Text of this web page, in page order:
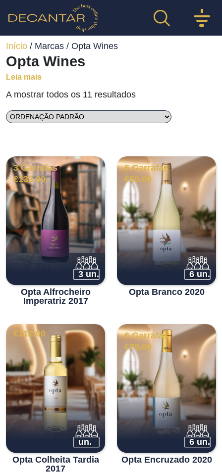
Início / Marcas / Opta Wines
Opta Wines
Leia mais
A mostrar todos os 11 resultados
3 Garrafas
€133.00
3 un.
Opta Alfrocheiro
Imperatriz 2017
6 Garrafas
€50.00
6 un.
Opta Branco 2020
€112.00
un.
Opta Colheita Tardia
2017
6 Garrafas
€79.00
6 un.
Opta Encruzado 2020